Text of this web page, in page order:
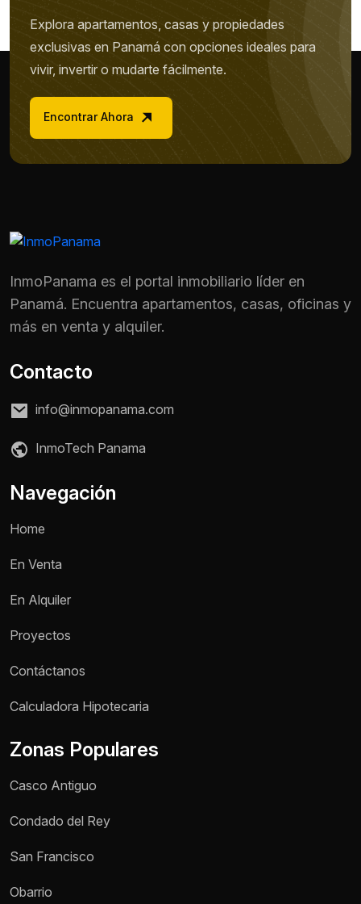
Teléfono / WhatsApp *
Explora apartamentos, casas y propiedades
exclusivas en Panamá con opciones ideales para
vivir, invertir o mudarte fácilmente.
Encontrar Ahora
InmoPanama es el portal inmobiliario líder en
Panamá. Encuentra apartamentos, casas, oficinas y
más en venta y alquiler.
Contacto
info@inmopanama.com
InmoTech Panama
Navegación
Home
En Venta
En Alquiler
Proyectos
Contáctanos
Calculadora Hipotecaria
Zonas Populares
Casco Antiguo
Condado del Rey
San Francisco
Obarrio